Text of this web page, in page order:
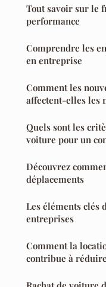
Tout savoir sur le
performance
Comprendre les
en entreprise
Comment les
affectent-elles les
Quels sont les
voiture pour un
Découvrez
déplacements
Les éléments clés
entreprises
Comment la
contribue à